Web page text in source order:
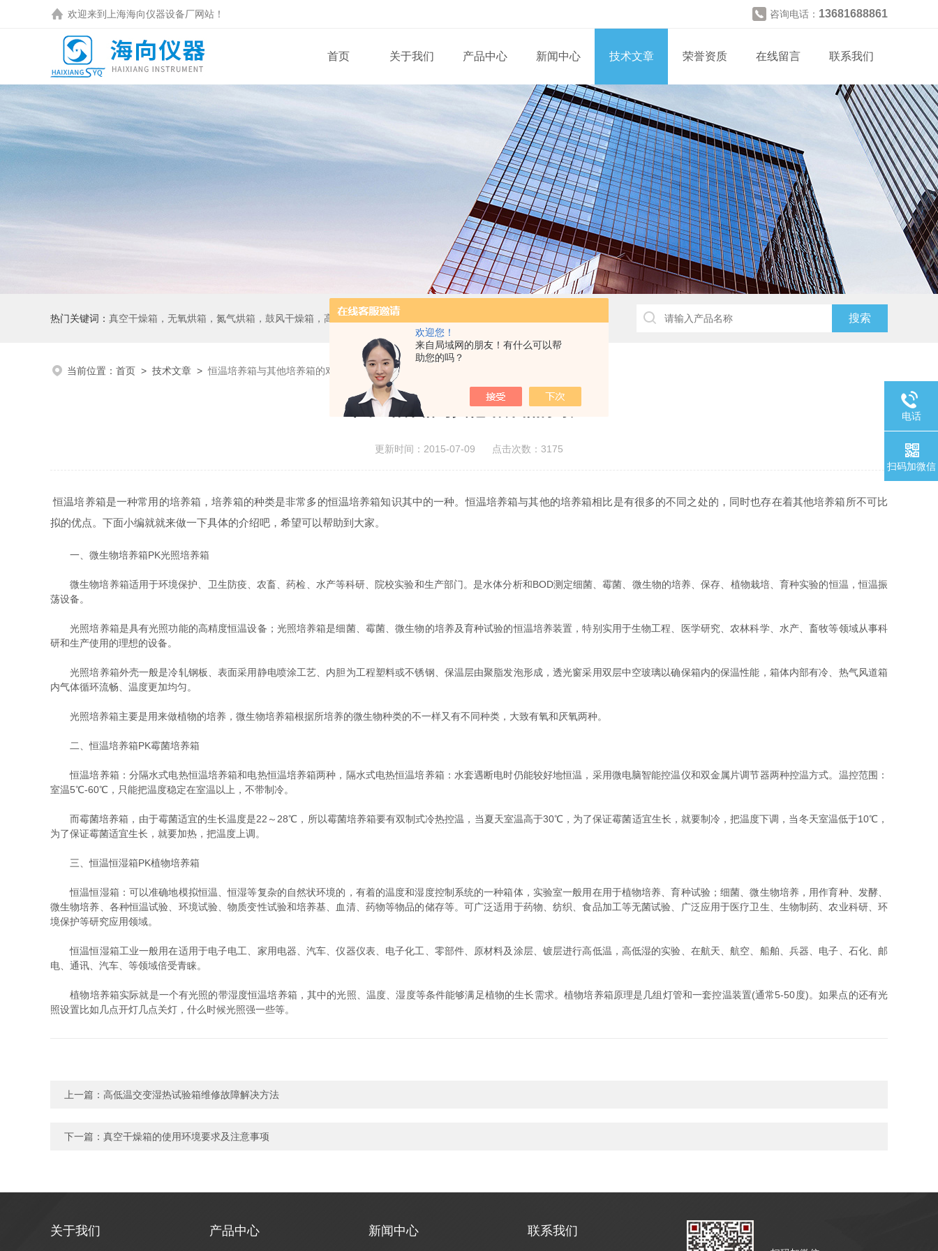
欢迎您！
来自局域网的朋友！有什么可以帮
助您的吗？
欢迎来到 上海海向仪器设备厂网站！ 咨询电话： 13681688861
首页 关于我们 产品中心 新闻中心 技术文章 荣誉资质 在线留言 联系我们
热门关键词： 真空干燥箱，无氧烘箱，氮气烘箱，鼓风干燥箱，高温烘箱，二氧化碳培养箱、生化培养箱、三气培养箱、恒温恒湿箱、高低温试验箱
当前位置： 首页 > 技术文章 >恒温培养箱与其他培养箱的对比
恒温培养箱与其他培养箱的对比
更新时间：2015-07-09 点击次数：3175
恒温培养箱是一种常用的培养箱，培养箱的种类是非常多的恒温培养箱知识其中的一种。恒温培养箱与其他的培养箱相比是有很多的不同之处的，同时也存在着其他培养箱所不可比
拟的优点。下面小编就就来做一下具体的介绍吧，希望可以帮助到大家。
一、微生物培养箱PK光照培养箱
微生物培养箱适用于环境保护、卫生防疫、农畜、药检、水产等科研、院校实验和生产部门。是水体分析和BOD测定细菌、霉菌、微生物的培养、保存、植物栽培、育种实验的恒温，恒温振
荡设备。
光照培养箱是具有光照功能的高精度恒温设备；光照培养箱是细菌、霉菌、微生物的培养及育种试验的恒温培养装置，特别实用于生物工程、医学研究、农林科学、水产、畜牧等领域从事科
研和生产使用的理想的设备。
光照培养箱外壳一般是冷轧钢板、表面采用静电喷涂工艺、内胆为工程塑料或不锈钢、保温层由聚脂发泡形成，透光窗采用双层中空玻璃以确保箱内的保温性能，箱体内部有冷、热气风道箱
内气体循环流畅、温度更加均匀。
光照培养箱主要是用来做植物的培养，微生物培养箱根据所培养的微生物种类的不一样又有不同种类，大致有氧和厌氧两种。
二、恒温培养箱PK霉菌培养箱
恒温培养箱：分隔水式电热恒温培养箱和电热恒温培养箱两种，隔水式电热恒温培养箱：水套遇断电时仍能较好地恒温，采用微电脑智能控温仪和双金属片调节器两种控温方式。温控范围：
室温5℃-60℃，只能把温度稳定在室温以上，不带制冷。
而霉菌培养箱，由于霉菌适宜的生长温度是22～28℃，所以霉菌培养箱要有双制式冷热控温，当夏天室温高于30℃，为了保证霉菌适宜生长，就要制冷，把温度下调，当冬天室温低于10℃，
为了保证霉菌适宜生长，就要加热，把温度上调。
三、恒温恒湿箱PK植物培养箱
恒温恒湿箱：可以准确地模拟恒温、恒湿等复杂的自然状环境的，有着的温度和湿度控制系统的一种箱体，实验室一般用在用于植物培养、育种试验；细菌、微生物培养，用作育种、发酵、
微生物培养、各种恒温试验、环境试验、物质变性试验和培养基、血清、药物等物品的储存等。可广泛适用于药物、纺织、食品加工等无菌试验、广泛应用于医疗卫生、生物制药、农业科研、环
境保护等研究应用领域。
恒温恒湿箱工业一般用在适用于电子电工、家用电器、汽车、仪器仪表、电子化工、零部件、原材料及涂层、镀层进行高低温，高低湿的实验、在航天、航空、船舶、兵器、电子、石化、邮
电、通讯、汽车、等领域倍受青睐。
植物培养箱实际就是一个有光照的带湿度恒温培养箱，其中的光照、温度、湿度等条件能够满足植物的生长需求。植物培养箱原理是几组灯管和一套控温装置(通常5-50度)。如果点的还有光
照设置比如几点开灯几点关灯，什么时候光照强一些等。
上一篇： 高低温交变湿热试验箱维修故障解决方法
下一篇： 真空干燥箱的使用环境要求及注意事项
关于我们 产品中心 新闻中心 联系我们
电话
扫码加微信